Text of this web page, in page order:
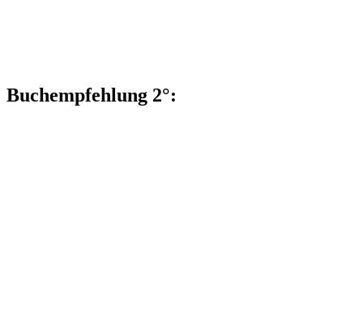
Buchempfehlung 2°: